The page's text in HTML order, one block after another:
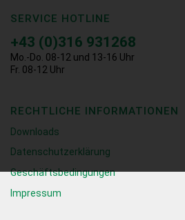
SERVICE HOTLINE
+43 (0)316 931268
Mo.-Do. 08-12 und 13-16 Uhr
Fr. 08-12 Uhr
RECHTLICHE INFORMATIONEN
Downloads
Datenschutzerklärung
Geschäftsbedingungen
Impressum